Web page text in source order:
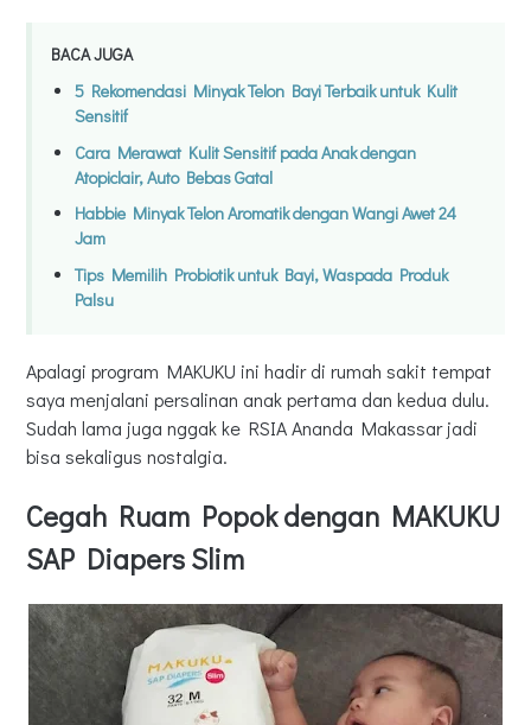
BACA JUGA
5 Rekomendasi Minyak Telon Bayi Terbaik untuk Kulit
Sensitif
Cara Merawat Kulit Sensitif pada Anak dengan
Atopiclair, Auto Bebas Gatal
Habbie Minyak Telon Aromatik dengan Wangi Awet 24
Jam
Tips Memilih Probiotik untuk Bayi, Waspada Produk
Palsu
Apalagi program MAKUKU ini hadir di rumah sakit tempat
saya menjalani persalinan anak pertama dan kedua dulu.
Sudah lama juga nggak ke RSIA Ananda Makassar jadi
bisa sekaligus nostalgia.
Cegah Ruam Popok dengan MAKUKU
SAP Diapers Slim